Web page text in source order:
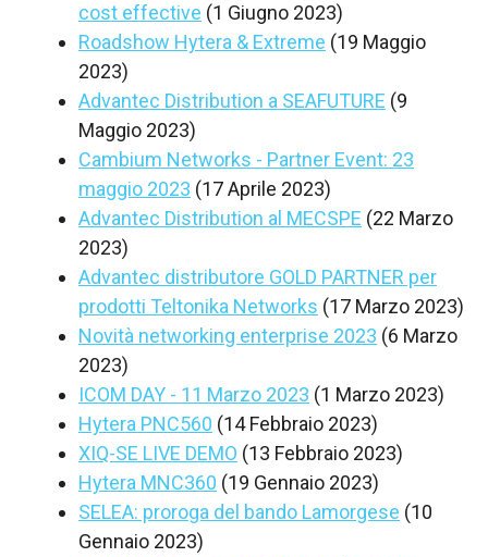
cost effective (1 Giugno 2023)
Roadshow Hytera & Extreme (19 Maggio
2023)
Advantec Distribution a SEAFUTURE (9
Maggio 2023)
Cambium Networks - Partner Event: 23
maggio 2023 (17 Aprile 2023)
Advantec Distribution al MECSPE (22 Marzo
2023)
Advantec distributore GOLD PARTNER per
prodotti Teltonika Networks (17 Marzo 2023)
Novità networking enterprise 2023 (6 Marzo
2023)
ICOM DAY - 11 Marzo 2023 (1 Marzo 2023)
Hytera PNC560 (14 Febbraio 2023)
XIQ-SE LIVE DEMO (13 Febbraio 2023)
Hytera MNC360 (19 Gennaio 2023)
SELEA: proroga del bando Lamorgese (10
Gennaio 2023)